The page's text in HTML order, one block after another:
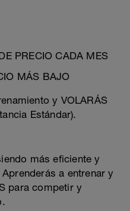
PRECIO CADA MES
MÁS BAJO
y VOLARÁS
Estándar).
más eficiente y
a entrenar y
para competir y